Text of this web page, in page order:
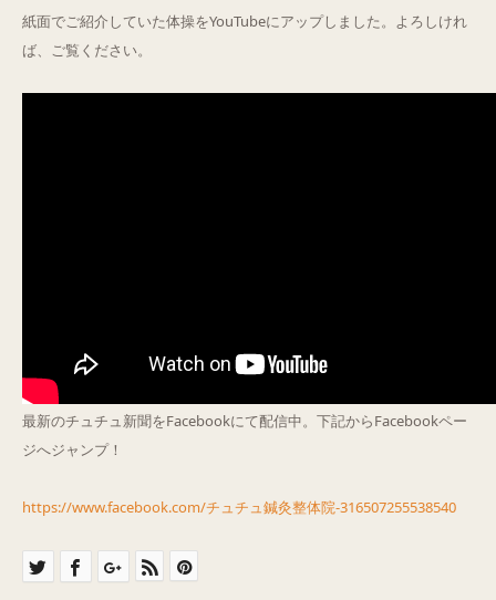
紙面でご紹介していた体操をYouTubeにアップしました。よろしけれ
ば、ご覧ください。
最新のチュチュ新聞をFacebookにて配信中。下記からFacebookペー
ジへジャンプ！
https://www.facebook.com/チュチュ鍼灸整体院-316507255538540